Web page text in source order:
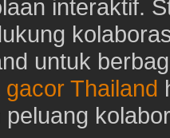
interaktif.
untuk
gacor Thailand